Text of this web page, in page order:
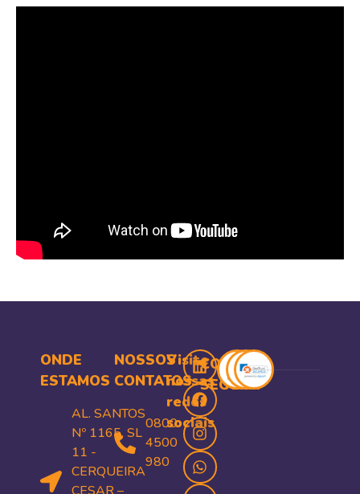
ONDE
ESTAMOS
AL. SANTOS
Nº 1165, SL
11 -
CERQUEIRA
NOSSOS
CONTATOS
0800
4500
980
Visite
nossas
redes
sociais
COMPRA
SEGURA